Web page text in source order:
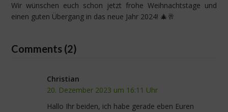
Wir wünschen euch schon jetzt frohe Weihnachtstage und
einen guten Übergang in das neue Jahr 2024! 🎄🥂
Comments (2)
Christian
20. Dezember 2023 um 16:11 Uhr
Hallo Ihr beiden, ich habe gerade eben Euren